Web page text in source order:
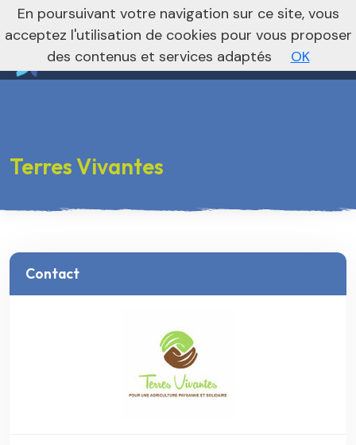
Vers le site national
nivo_2026: 1
Terres Vivantes
Contact
En poursuivant votre navigation sur ce site, vous
acceptez l'utilisation de cookies pour vous proposer
des contenus et services adaptés
OK